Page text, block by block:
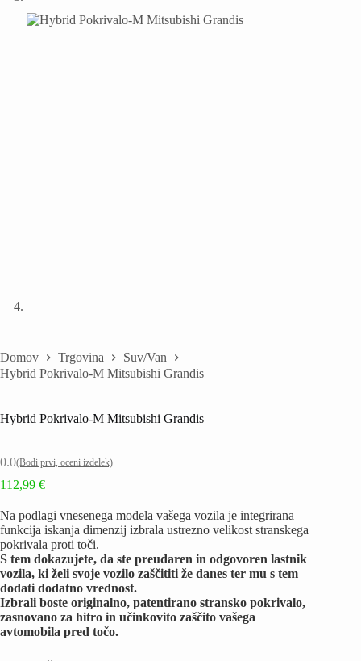
Domov Trgovina
Suv/Van
Hybrid Pokrivalo-M Mitsubishi Grandis
Hybrid Pokrivalo-M Mitsubishi Grandis
0.0(Bodi prvi, oceni izdelek)
112,99 €
Na podlagi vnesenega modela vašega vozila je integrirana
funkcija iskanja dimenzij izbrala ustrezno velikost stranskega
pokrivala proti toči.
S tem dokazujete, da ste preudaren in odgovoren lastnik
vozila, ki želi svoje vozilo zaščititi že danes ter mu s tem
dodati dodatno vrednost.
Izbrali boste originalno, patentirano stransko pokrivalo,
zasnovano za hitro in učinkovito zaščito vašega
avtomobila pred točo.